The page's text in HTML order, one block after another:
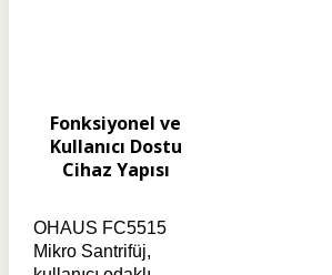
Fonksiyonel ve
Kullanıcı Dostu
Cihaz Yapısı
OHAUS FC5515
Mikro Santrifüj,